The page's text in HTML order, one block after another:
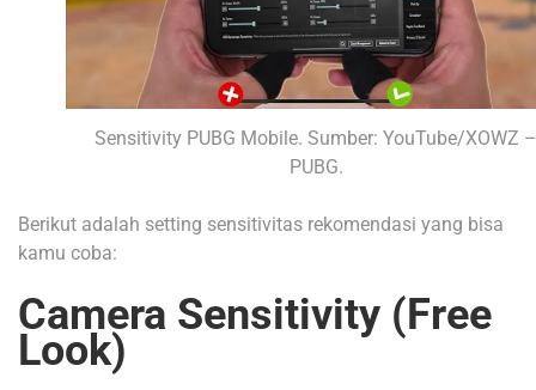
Sensitivity PUBG Mobile. Sumber: YouTube/XOWZ –
PUBG.
Berikut adalah setting sensitivitas rekomendasi yang bisa
kamu coba:
Camera Sensitivity (Free
Look)